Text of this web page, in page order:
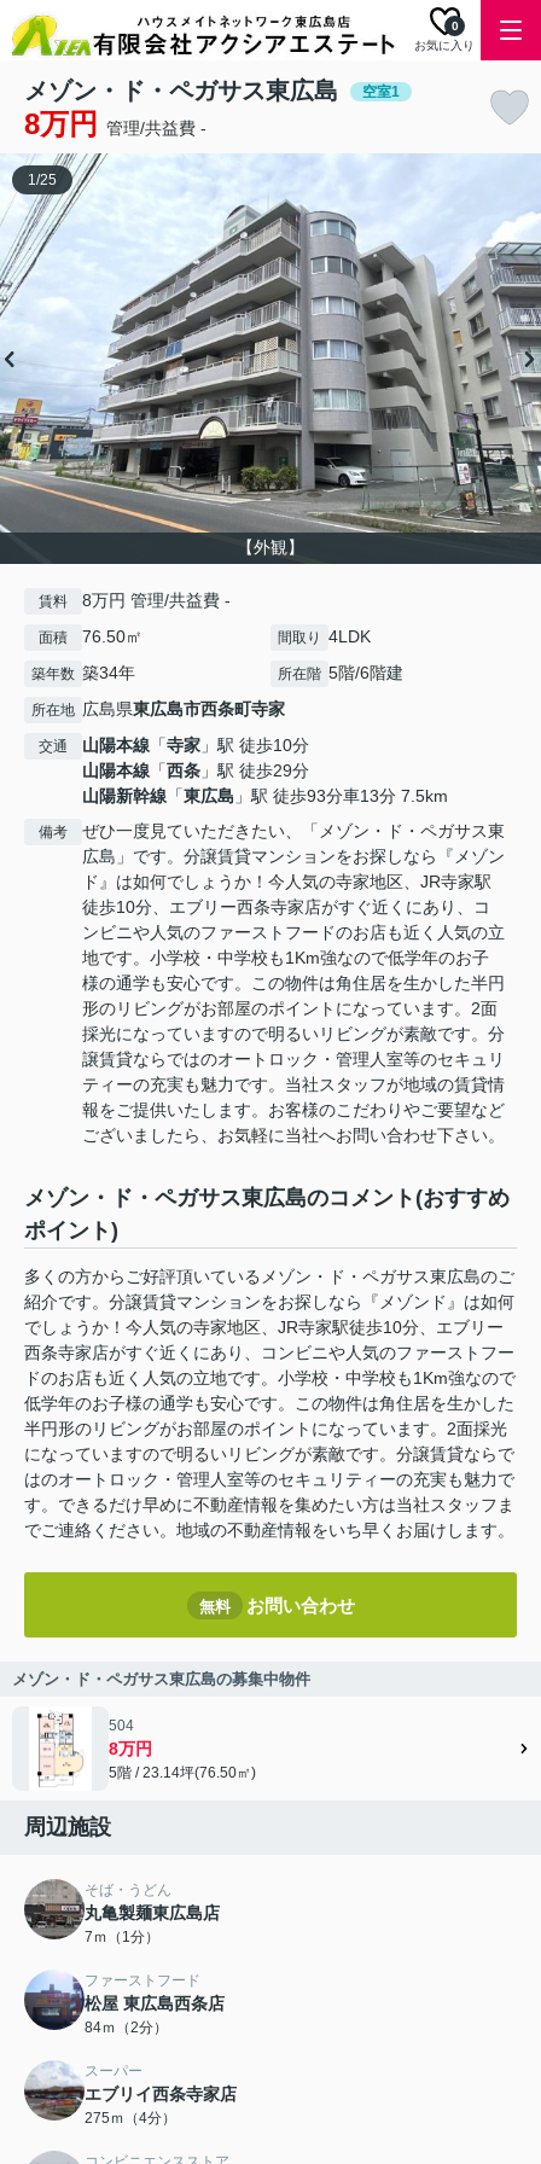
お気に入り
0
メゾン・ド・ペガサス東広島 空室1
8万円 管理/共益費 -
【外観】
1/25
賃料 8万円 管理/共益費 -
面積 76.50㎡ 間取り 4LDK
築年数 築34年 所在階 5階/6階建
所在地 広島県東広島市西条町寺家
交通 山陽本線 「寺家 」駅 徒歩10分
山陽本線 「西条 」駅 徒歩29分
山陽新幹線 「東広島 」駅 徒歩93分車13分 7.5km
備考
ぜひ一度見ていただきたい、「メゾン・ド・ペガサス東
広島」です。分譲賃貸マンションをお探しなら『メゾン
ド』は如何でしょうか！今人気の寺家地区、JR寺家駅
徒歩10分、エブリー西条寺家店がすぐ近くにあり、コ
ンビニや人気のファーストフードのお店も近く人気の立
地です。小学校・中学校も1Km強なので低学年のお子
様の通学も安心です。この物件は角住居を生かした半円
形のリビングがお部屋のポイントになっています。2面
採光になっていますので明るいリビングが素敵です。分
譲賃貸ならではのオートロック・管理人室等のセキュリ
ティーの充実も魅力です。当社スタッフが地域の賃貸情
報をご提供いたします。お客様のこだわりやご要望など
ございましたら、お気軽に当社へお問い合わせ下さい。
メゾン・ド・ペガサス東広島のコメント(おすすめ
ポイント)
多くの方からご好評頂いているメゾン・ド・ペガサス東広島のご
紹介です。分譲賃貸マンションをお探しなら『メゾンド』は如何
でしょうか！今人気の寺家地区、JR寺家駅徒歩10分、エブリー
西条寺家店がすぐ近くにあり、コンビニや人気のファーストフー
ドのお店も近く人気の立地です。小学校・中学校も1Km強なので
低学年のお子様の通学も安心です。この物件は角住居を生かした
半円形のリビングがお部屋のポイントになっています。2面採光
になっていますので明るいリビングが素敵です。分譲賃貸ならで
はのオートロック・管理人室等のセキュリティーの充実も魅力で
す。できるだけ早めに不動産情報を集めたい方は当社スタッフま
でご連絡ください。地域の不動産情報をいち早くお届けします。
無料 お問い合わせ
メゾン・ド・ペガサス東広島の募集中物件
504
8万円
5階 / 23.14坪(76.50㎡)
周辺施設
そば・うどん
丸亀製麺東広島店
7ｍ（1分）
ファーストフード
松屋 東広島西条店
84ｍ（2分）
スーパー
エブリイ西条寺家店
275ｍ（4分）